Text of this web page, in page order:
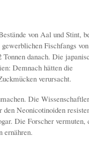
von Aal und Stint,
Fischfangs
danach. Die
Demnach hätten die
verursacht.
Die
den Neonicotinoiden
Die Forscher vermuten,
ernähren.